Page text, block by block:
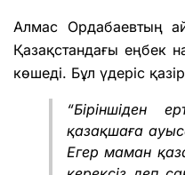
Алмас Ордабаевтың
Қазақстандағы еңбек
көшеді. Бұл үдеріс
“Біріншіден
қазақшаға
Егер маман